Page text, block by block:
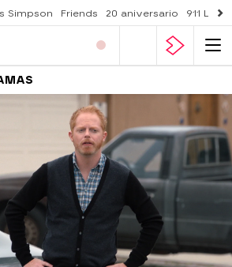
Simpson Friends 20 aniversario 911
Family » Mejores momentos
| 20 DE OCTUBRE